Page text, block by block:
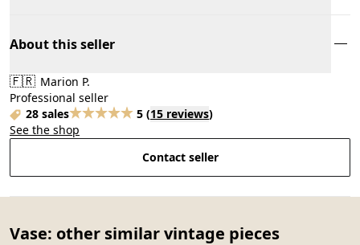
About this seller
🇫🇷 Marion P.
Professional seller
28 sales
5 (15 reviews)
See the shop
Contact seller
Vase: other similar vintage pieces